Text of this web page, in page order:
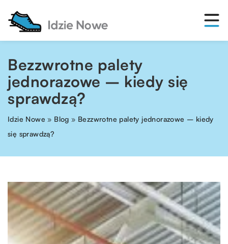
Bezzwrotne palety
jednorazowe – kiedy się
sprawdzą?
Idzie Nowe » Blog » Bezzwrotne palety jednorazowe – kiedy
się sprawdzą?